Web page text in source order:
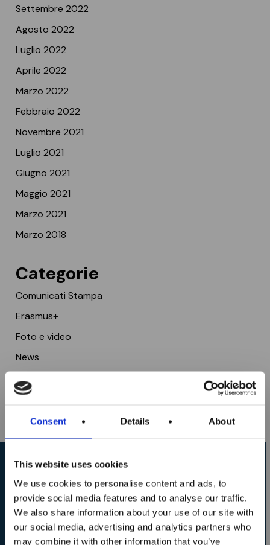
Consent Details About
This website uses cookies
We use cookies to personalise content and ads, to
provide social media features and to analyse our traffic.
We also share information about your use of our site with
our social media, advertising and analytics partners who
may combine it with other information that you’ve
Settembre 2022
Agosto 2022
Luglio 2022
Aprile 2022
Marzo 2022
Febbraio 2022
Novembre 2021
Luglio 2021
Giugno 2021
Maggio 2021
Marzo 2021
Marzo 2018
Categorie
Comunicati Stampa
Erasmus+
Foto e video
News
Testimonianze
Richiedi informazioni sui
corsi e le sedi ITS MAKER
Sono aperte le
iscrizioni ai corsi
ITS MAKER
Academy per il
biennio 2026–2028!